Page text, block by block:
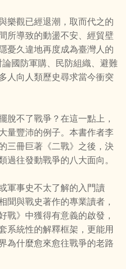
樂觀已經退潮，取而代之的
所導致的動盪不安、經貿壁
憂久違地再度成為臺灣人的
國防軍購、民防組織、避難
人向人類歷史尋求當今衝突
脫不了戰爭？在這一點上，
量豐沛的例子。本書作者李
三冊巨著《二戰》之後，決
過往發動戰爭的八大面向。
軍事史不太了解的入門讀
聞與戰史著作的專業讀者，
戰》中獲得有意義的啟發，
系統性的解釋框架，更能用
為什麼愈來愈往戰爭的老路